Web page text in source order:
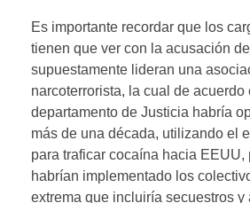
Es importante recordar que los
tienen que ver con la acusación
supuestamente lideran una
narcoterrorista, la cual de acuerdo
departamento de Justicia habría
más de una década, utilizando el
para traficar cocaína hacia EEUU,
habrían implementado los
extrema que incluiría secuestros y